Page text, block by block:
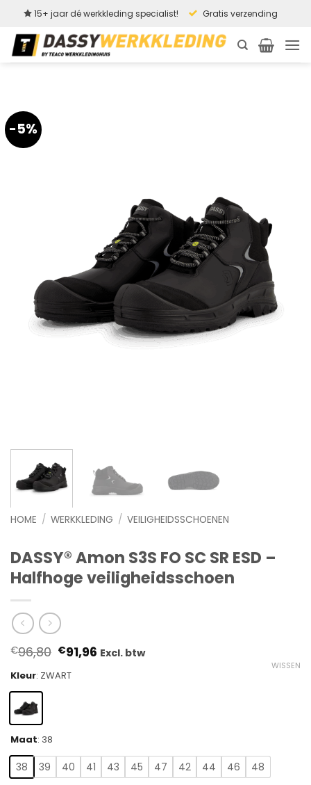
inhoud
15+ jaar dé werkkleding specialist! Gratis verzending
-5%
HOME / WERKKLEDING / VEILIGHEIDSSCHOENEN
DASSY® Amon S3S FO SC SR ESD –
Halfhoge veiligheidsschoen
€96,80 Oorspronkelijke
prijs
was:
€91,96 Huidige
Excl. btw
Kleur: ZWART
Maat: 38
38 39 40 41 43 45 47 42 44 46 48
WISSEN